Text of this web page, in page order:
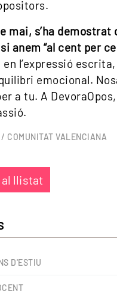
mai, s’ha demostrat
anem “al cent per
en l’expressió
emocional.
a tu. A
/ COMUNITAT VALENCIANA
al llistat
D'ESTIU